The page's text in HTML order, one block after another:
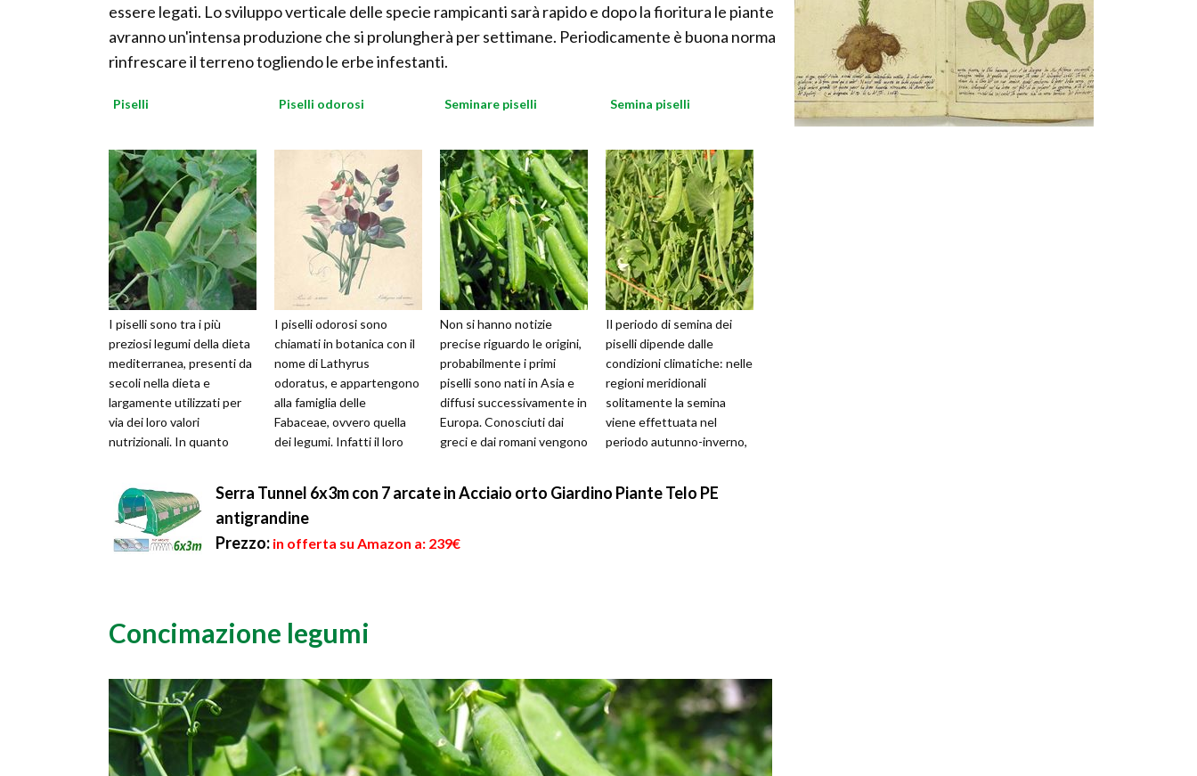
essere legati. Lo sviluppo verticale delle specie rampicanti sarà rapido e dopo la fioritura le piante
avranno un'intensa produzione che si prolungherà per settimane. Periodicamente è buona norma
rinfrescare il terreno togliendo le erbe infestanti.
Piselli
I piselli sono tra i più
preziosi legumi della dieta
mediterranea, presenti da
secoli nella dieta e
largamente utilizzati per
via dei loro valori
nutrizionali. In quanto
Piselli odorosi
I piselli odorosi sono
chiamati in botanica con il
nome di Lathyrus
odoratus, e appartengono
alla famiglia delle
Fabaceae, ovvero quella
dei legumi. Infatti il loro
Seminare piselli
Non si hanno notizie
precise riguardo le origini,
probabilmente i primi
piselli sono nati in Asia e
diffusi successivamente in
Europa. Conosciuti dai
greci e dai romani vengono
Semina piselli
Il periodo di semina dei
piselli dipende dalle
condizioni climatiche: nelle
regioni meridionali
solitamente la semina
viene effettuata nel
periodo autunno-inverno,
Serra Tunnel 6x3m con 7 arcate in Acciaio orto Giardino Piante Telo PE
antigrandine
Prezzo: in offerta su Amazon a: 239€
Concimazione legumi